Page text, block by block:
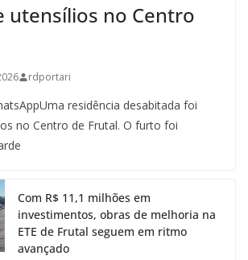
utensílios no Centro
rdportari
residência desabitada foi
no Centro de Frutal. O furto foi
Com R$ 11,1 milhões em
investimentos, obras de melhoria na
ETE de Frutal seguem em ritmo
avançado